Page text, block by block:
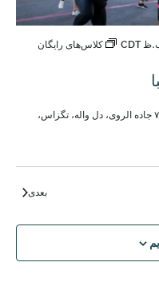
CDT
کلاس‌های رایگان
۷۰۵۰ جاده الروی، دل واله، تگزاس،
بعدی